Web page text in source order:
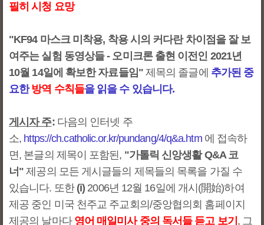
필히 시청 요망
"KF94 마스크 미착용, 착용 시의 커다란 차이점을 잘 보
여주는 실험 동영상들 - 오미크론 출현 이전인 2021년
10월 14일에 확보한 자료들임"제목의 졸글에 추가된 중
요한 방역 수칙들을 읽을 수 있습니다.
게시자 주: 다음의 인터넷 주
소, https://ch.catholic.or.kr/pundang/4/q&a.htm에 접속하
면, 본글의 제목이 포함된, "가톨릭 신앙생활 Q&A 코
너" 제공의 모든 게시글들의 제목들의 목록을 가질 수
있습니다. 또한 (i) 2006년 12월 16일에 개시(開始)하여
제공 중인 미국 천주교 주교회의/중앙협의회 홈페이지
제공의 날마다 영어 매일미사 중의 독서들 듣고 보기 , 그